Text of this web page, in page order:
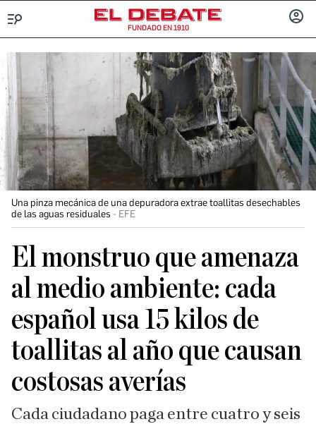
FUNDADO EN 1910
Una pinza mecánica de una depuradora extrae toallitas desechables
de las aguas residuales
EFE
El monstruo que amenaza
al medio ambiente: cada
español usa 15 kilos de
toallitas al año que causan
costosas averías
Cada ciudadano paga entre cuatro y seis